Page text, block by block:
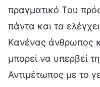
πραγματικό Του
πάντα και τα
Κανένας άνθρωπος
μπορεί να υπερβεί
Αντιμέτωπος με το